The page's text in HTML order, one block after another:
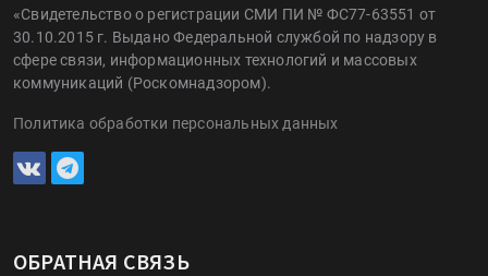
«Свидетельство о регистрации СМИ ПИ № ФС77-63551 от
30.10.2015 г. Выдано Федеральной службой по надзору в
сфере связи, информационных технологий и массовых
коммуникаций (Роскомнадзором).
Политика обработки персональных данных
ОБРАТНАЯ СВЯЗЬ